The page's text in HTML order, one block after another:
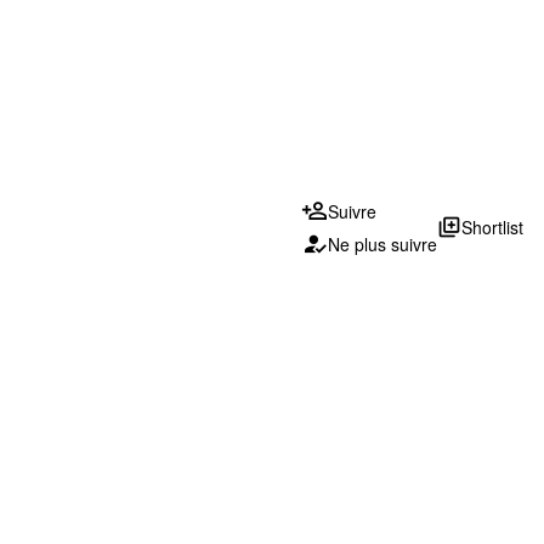
Suivre
Ne plus suivre
library_addShortlist